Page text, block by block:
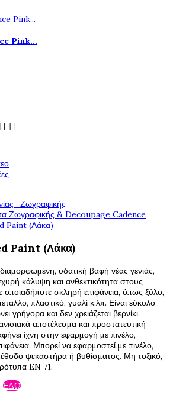
Pink...
 
Ζωγραφικής
Ζωγραφικής & Decoupage Cadence
Paint (Λάκα)
Paint (Λάκα)
διαμορφωμένη, υδατική βαφή νέας γενιάς,
κάλυψη και ανθεκτικότητα στους
οποιαδήποτε σκληρή επιφάνεια, όπως ξύλο,
πλαστικό, γυαλί κ.λπ. Είναι εύκολο
γρήγορα και δεν χρειάζεται βερνίκι.
αποτέλεσμα και προστατευτική
ίχνη στην εφαρμογή με πινέλο,
Μπορεί να εφαρμοστεί με πινέλο,
ψεκαστήρα ή βυθίσματος. Μη τοξικό,
EN 71.
ΕΔΩ